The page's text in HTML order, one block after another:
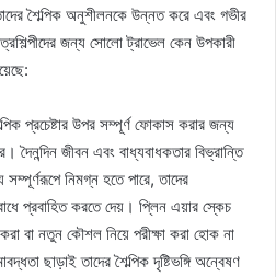
শৈল্পিক অনুশীলনকে উন্নত করে এবং গভীর
জন্য সোলো ট্রাভেল কেন উপকারী
প্রচেষ্টার উপর সম্পূর্ণ ফোকাস করার জন্য
দৈনন্দিন জীবন এবং বাধ্যবাধকতার বিভ্রান্তি
সম্পূর্ণরূপে নিমগ্ন হতে পারে, তাদের
প্রবাহিত করতে দেয়। প্লিন এয়ার স্কেচ
বা নতুন কৌশল নিয়ে পরীক্ষা করা হোক না
ছাড়াই তাদের শৈল্পিক দৃষ্টিভঙ্গি অন্বেষণ